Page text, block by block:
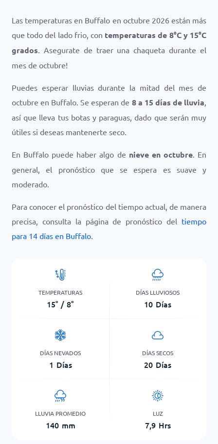
Las temperaturas en Buffalo en octubre 2026 están más
que todo del lado frio, con temperaturas de 8°Cy 15°C
grados. Asegurate de traer una chaqueta durante el
mes de octubre!
Puedes esperar lluvias durante la mitad del mes de
octubre en Buffalo. Se esperan de 8 a 15 días de lluvia,
así que lleva tus botas y paraguas, dado que serán muy
útiles si deseas mantenerte seco.
En Buffalo puede haber algo de nieve en octubre. En
general, el pronóstico que se espera es suave y
moderado.
Para conocer el pronóstico del tiempo actual, de manera
precisa, consulta la página de pronóstico del tiempo
para 14 días en Buffalo.
TEMPERATURAS
15° / 8°
DÍAS LLUVIOSOS
10 Días
DÍAS NEVADOS
1 Días
DÍAS SECOS
20 Días
LLUVIA PROMEDIO
140 mm
LUZ
7,9 Hrs